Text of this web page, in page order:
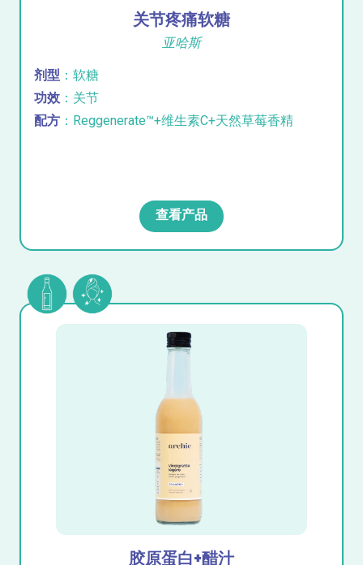
关节疼痛软糖
亚哈斯
剂型 ：软糖
功效 ：关节
配方 ：Reggenerate™+维生素C+天然草莓香精
查看产品
胶原蛋白+醋汁